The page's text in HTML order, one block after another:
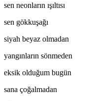
sen neonların ışıltısı
sen gökkuşağı
siyah beyaz olmadan
yangınların sönmeden
eksik olduğum bugün
sana çoğalmadan